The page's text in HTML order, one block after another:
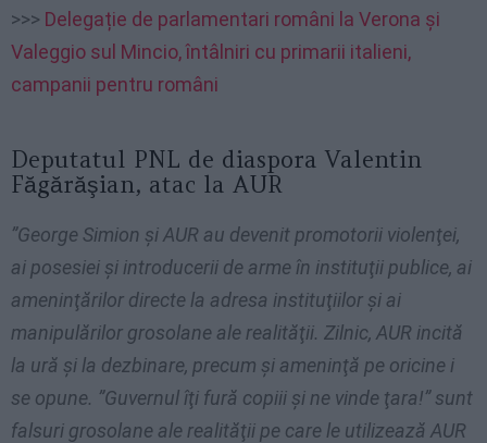
>>> Delegație de parlamentari români la Verona și
Valeggio sul Mincio, întâlniri cu primarii italieni,
campanii pentru români
Deputatul PNL de diaspora Valentin
Făgărăşian, atac la AUR
”George Simion şi AUR au devenit promotorii violenţei,
ai posesiei şi introducerii de arme în instituţii publice, ai
ameninţărilor directe la adresa instituţiilor şi ai
manipulărilor grosolane ale realităţii. Zilnic, AUR incită
la ură şi la dezbinare, precum şi ameninţă pe oricine i
se opune. ”Guvernul îţi fură copiii şi ne vinde ţara!” sunt
falsuri grosolane ale realităţii pe care le utilizează AUR